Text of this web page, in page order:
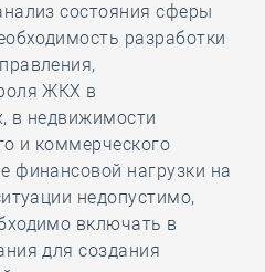
состояния сферы
разработки
ЖКХ в
в недвижимости
и коммерческого
финансовой нагрузки на
недопустимо,
включать в
для создания